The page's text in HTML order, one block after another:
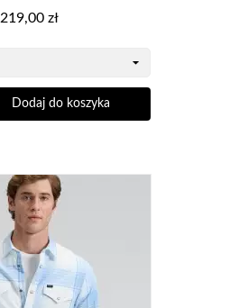
Cena
219,00 zł
Dodaj do koszyka